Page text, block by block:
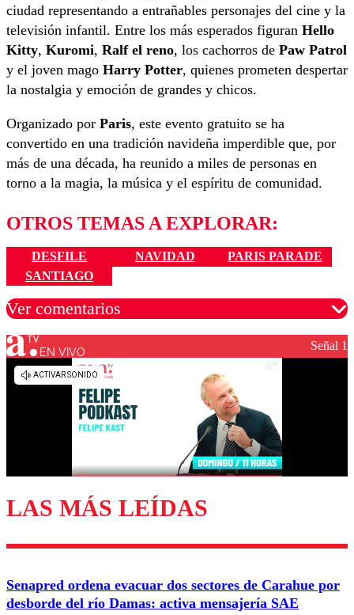
ciudad representando a entrañables personajes del cine y la
televisión infantil. Entre los más esperados figuran Hello
Kitty, Kuromi, Ralf el reno, los cachorros de Paw Patrol
y el joven mago Harry Potter, quienes prometen despertar
la nostalgia y emoción de grandes y chicos.
Organizado por Paris, este evento gratuito se ha
convertido en una tradición navideña imperdible que, por
más de una década, ha reunido a miles de personas en
torno a la magia, la música y el espíritu de comunidad.
OTROS TEMAS A EXPLORAR:
DESFILE NAVIDAD
PARIS PARADE
SANTIAGO
Ver comentarios
Los comentarios son moderados para garantizar un
diálogo respetuoso.
Enviar comentario
EN VIVO Señal 1
LAS MÁS LEÍDAS
Senapred ordena evacuar dos sectores de Carahue por
desborde del río Damas: activa mensajería SAE